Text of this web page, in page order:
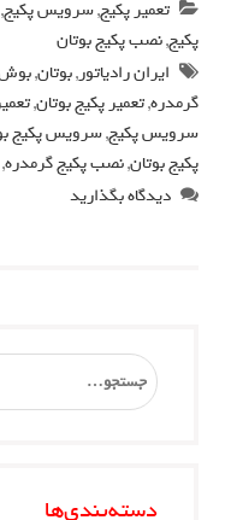
تعمیر پکیج,سرویس پکیج,
پکیج,نصب پکیج بوتان
ایران رادیاتور,بوتان,
گرمدره,تعمیر پکیج بوتان,
سرویس پکیج,سرویس پکیج
پکیج بوتان,نصب پکیج گرمدره,
دیدگاه بگذارید
Search
for:
دسته‌بندی‌ها